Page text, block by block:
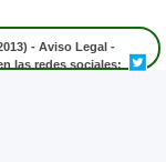
- Aviso Legal -
las redes sociales: